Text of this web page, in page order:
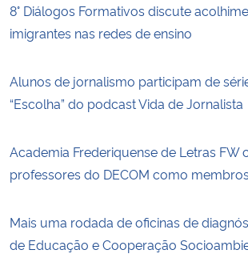
8° Diálogos Formativos discute
imigrantes nas redes de ensino
Alunos de jornalismo participam de
“Escolha” do podcast Vida de Jornalista
Academia Frederiquense de Letras FW
professores do DECOM como membros
Mais uma rodada de oficinas de
de Educação e Cooperação